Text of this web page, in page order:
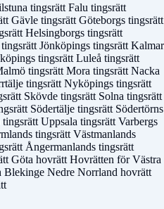
tingsrätt Falu tingsrätt
Gävle tingsrätt Göteborgs tingsrätt
Helsingborgs tingsrätt
Jönköpings tingsrätt Kalmar
tingsrätt Luleå tingsrätt
tingsrätt Mora tingsrätt Nacka
tingsrätt Nyköpings tingsrätt
Skövde tingsrätt Solna tingsrätt
Södertälje tingsrätt Södertörns
tingsrätt Uppsala tingsrätt Varbergs
tingsrätt Västmanlands
Ångermanlands tingsrätt
Göta hovrätt Hovrätten för Västra
Blekinge Nedre Norrland hovrätt